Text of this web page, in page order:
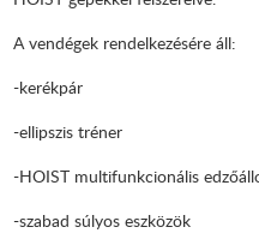
A vendégek rendelkezésére áll:
-kerékpár
-ellipszis tréner
-HOIST multifunkcionális
-szabad súlyos eszközök